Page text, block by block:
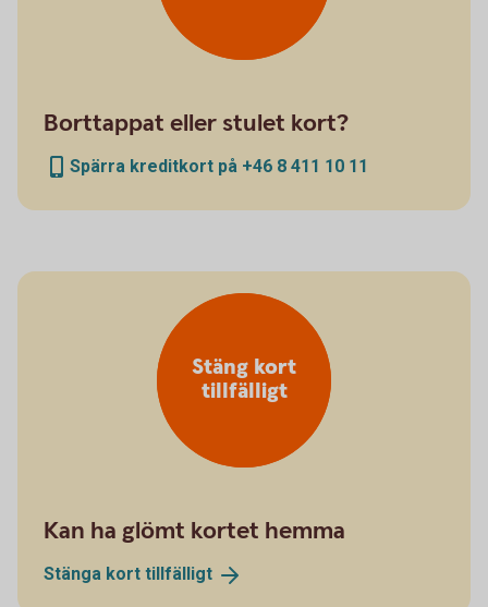
Borttappat eller stulet kort?
Spärra kreditkort på +46 8 411 10 11
Stäng kort
tillfälligt
Kan ha glömt kortet hemma
Stänga kort tillfälligt